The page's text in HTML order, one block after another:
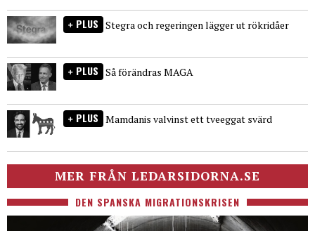
PLUS Stegra och regeringen lägger ut rökridåer
PLUS Så förändras MAGA
PLUS Mamdanis valvinst ett tveeggat svärd
MER FRÅN LEDARSIDORNA.SE
DEN SPANSKA MIGRATIONSKRISEN